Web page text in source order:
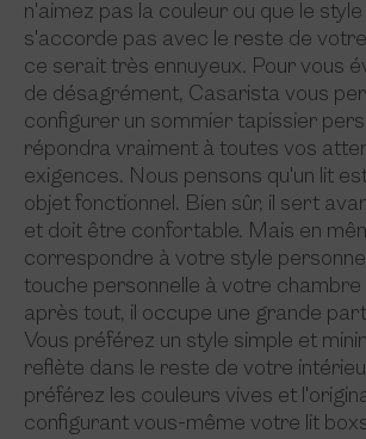
n'aimez pas la couleur ou que le
s'accorde pas avec le reste de
ce serait très ennuyeux. Pour vous
de désagrément, Casarista vous
configurer un sommier tapissier
répondra vraiment à toutes vos
exigences. Nous pensons qu'un lit
objet fonctionnel. Bien sûr, il sert
et doit être confortable. Mais en
correspondre à votre style
touche personnelle à votre
après tout, il occupe une grande
Vous préférez un style simple et
reflète dans le reste de votre
préférez les couleurs vives et
configurant vous-même votre lit